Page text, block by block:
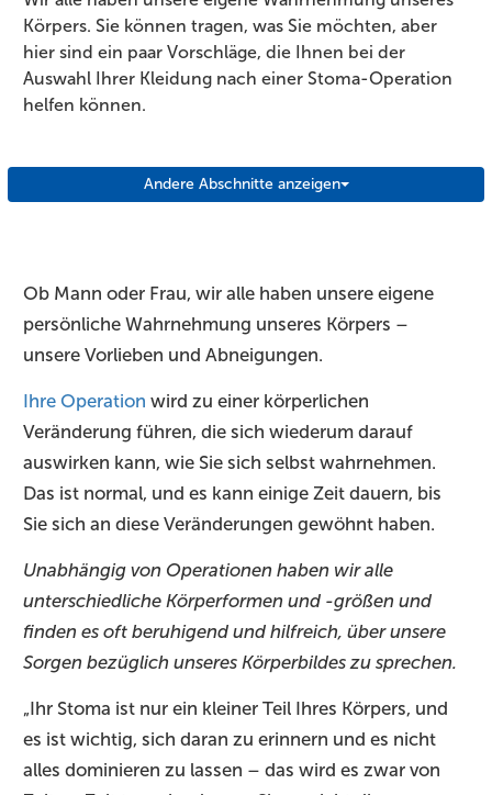
Körpers. Sie können tragen, was Sie möchten, aber
hier sind ein paar Vorschläge, die Ihnen bei der
Auswahl Ihrer Kleidung nach einer Stoma-Operation
helfen können.
Andere Abschnitte anzeigen
Ob Mann oder Frau, wir alle haben unsere eigene
persönliche Wahrnehmung unseres Körpers –
unsere Vorlieben und Abneigungen.
Ihre Operation wird zu einer körperlichen
Veränderung führen, die sich wiederum darauf
auswirken kann, wie Sie sich selbst wahrnehmen.
Das ist normal, und es kann einige Zeit dauern, bis
Sie sich an diese Veränderungen gewöhnt haben.
Unabhängig von Operationen haben wir alle
unterschiedliche Körperformen und -größen und
finden es oft beruhigend und hilfreich, über unsere
Sorgen bezüglich unseres Körperbildes zu sprechen.
„Ihr Stoma ist nur ein kleiner Teil Ihres Körpers, und
es ist wichtig, sich daran zu erinnern und es nicht
alles dominieren zu lassen – das wird es zwar von